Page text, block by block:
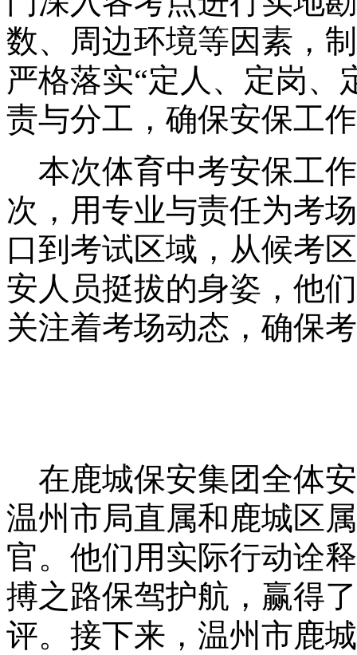
数、周边环境等因素，
严格落实“定人、定岗、
责与分工，确保安保工
本次体育中考安保工
次，用专业与责任为考
口到考试区域，从候考
安人员挺拔的身姿，他
关注着考场动态，确保
在鹿城保安集团全体
温州市局直属和鹿城区
官。他们用实际行动诠
搏之路保驾护航，赢得
评。接下来，温州市鹿